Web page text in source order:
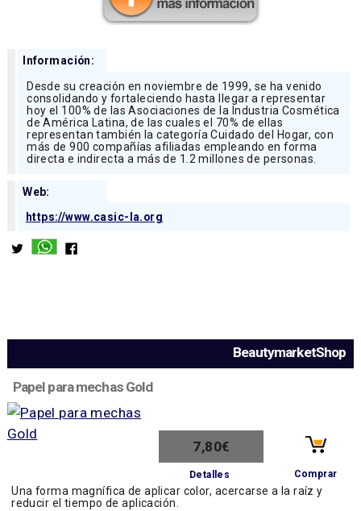
Información:
Desde su creación en noviembre de 1999, se ha venido
consolidando y fortaleciendo hasta llegar a representar
hoy el 100% de las Asociaciones de la Industria Cosmética
de América Latina, de las cuales el 70% de ellas
representan también la categoría Cuidado del Hogar, con
más de 900 compañías afiliadas empleando en forma
directa e indirecta a más de 1.2 millones de personas.
Web:
https://www.casic-la.org
BeautymarketShop
Papel para mechas Gold
7,80€
Detalles Comprar
Una forma magnífica de aplicar color, acercarse a la raíz y
reducir el tiempo de aplicación.